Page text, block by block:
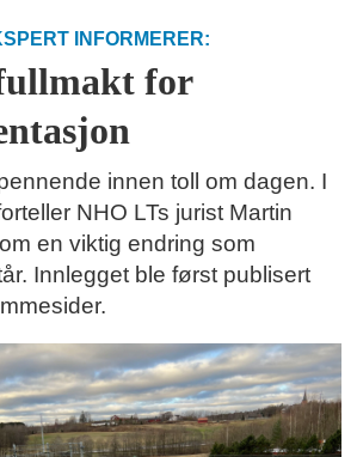
INFORMERER:
for
innen toll om dagen. I
NHO LTs jurist Martin
en viktig endring som
Innlegget ble først publisert